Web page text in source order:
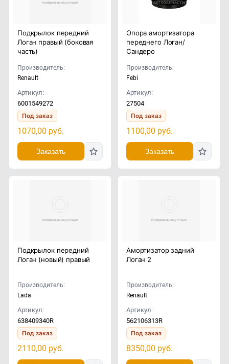
Подкрылок передний
Логан правый (боковая
часть)
Производитель:
Renault
Артикул:
6001549272
Под заказ
1070,00 руб.
Заказать
Опора амортизатора
переднего Логан/
Сандеро
Производитель:
Febi
Артикул:
27504
Под заказ
1100,00 руб.
Заказать
Подкрылок передний
Логан (новый) правый
Производитель:
Lada
Артикул:
638409340R
Под заказ
2110,00 руб.
Амортизатор задний
Логан 2
Производитель:
Renault
Артикул:
562106313R
Под заказ
8350,00 руб.